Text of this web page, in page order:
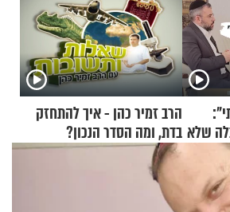
שלא
הרב זמיר כהן - איך להתחזק
בדת, ומה הסדר הנכון?